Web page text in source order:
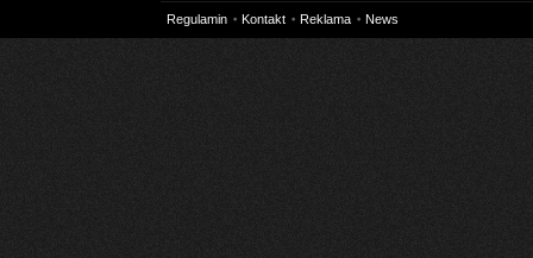
Regulamin Kontakt Reklama News